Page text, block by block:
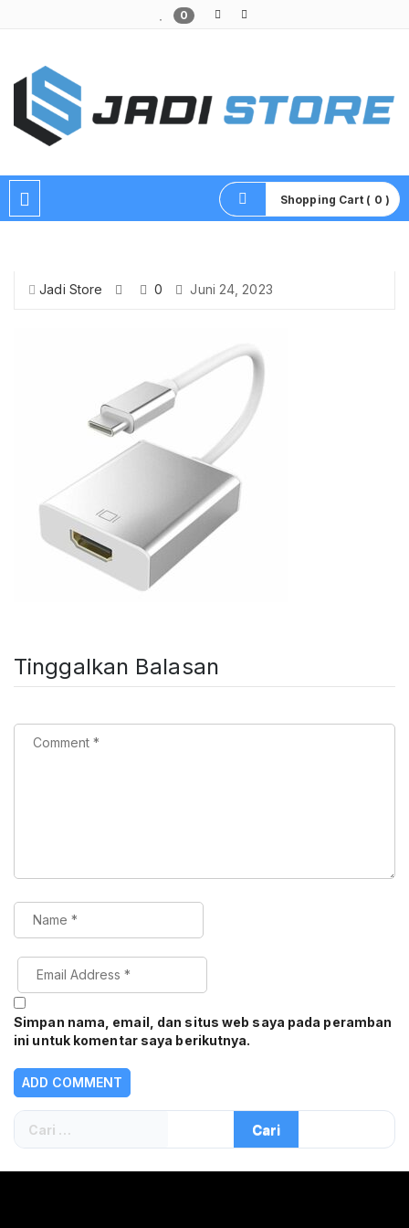
0
Shopping Cart ( 0 )
Jadi Store 0 Juni 24, 2023
Tinggalkan Balasan
Simpan nama, email, dan situs web saya pada peramban
ini untuk komentar saya berikutnya.
Cari
untuk: